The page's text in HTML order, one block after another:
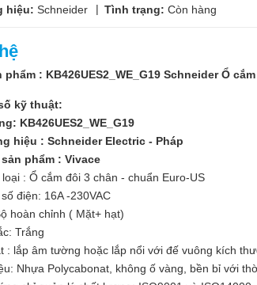
hiệu: Schneider | Tình trạng: Còn hàng
phẩm : KB426UES2_WE_G19 Schneider Ổ
kỹ thuật:
KB426UES2_WE_G19
hiệu : Schneider Electric - Pháp
phẩm : Vivace
: Ổ cắm đôi 3 chân - chuẩn Euro-US
điện: 16A -230VAC
hoàn chỉnh ( Mặt+ hạt)
Trắng
: lắp âm tường hoặc lắp nổi với đế vuông kích
Nhựa Polycabonat, không ố vàng, bền bỉ với